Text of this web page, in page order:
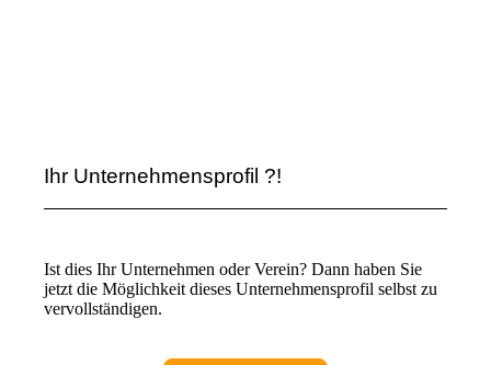
Ihr Unternehmensprofil ?!
Ist dies Ihr Unternehmen oder Verein? Dann haben Sie
jetzt die Möglichkeit dieses Unternehmensprofil selbst zu
vervollständigen.